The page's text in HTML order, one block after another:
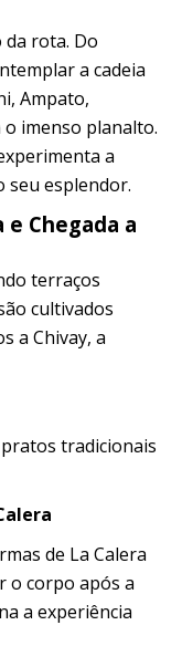
rota. Do
a cadeia
Ampato,
o imenso planalto.
a
seu esplendor.
e Chegada a
terraços
cultivados
a Chivay, a
tradicionais
de La Calera
o corpo após a
a experiência